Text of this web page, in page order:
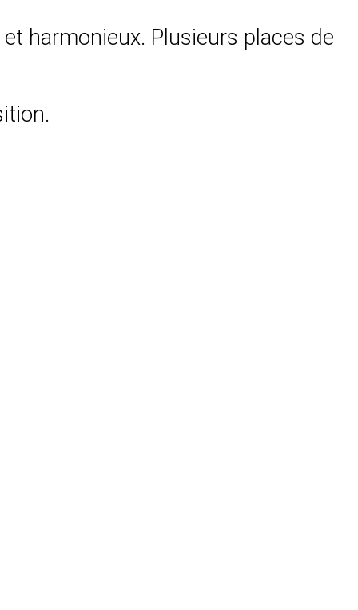
harmonieux. Plusieurs places de